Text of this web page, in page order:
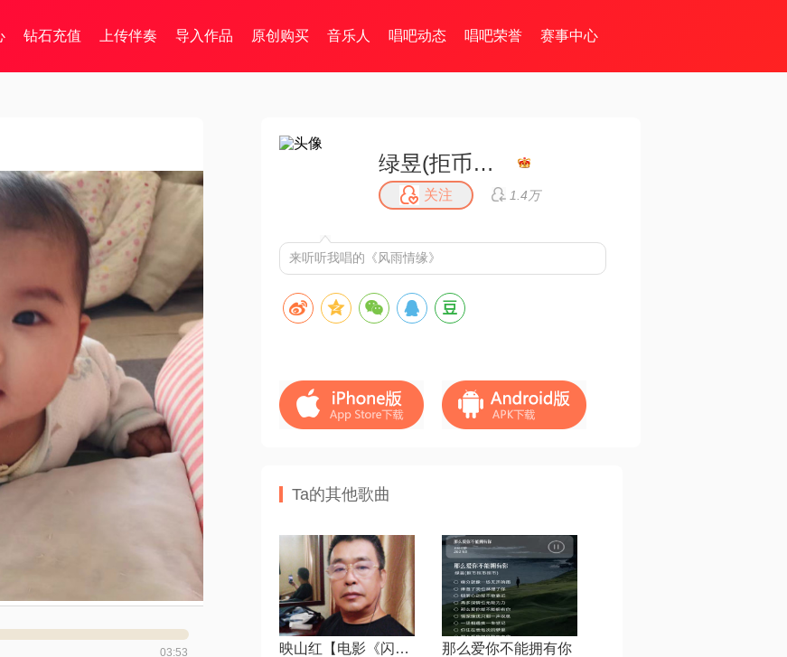
钻石充值 上传伴奏 导入作品 原创购买 音乐人 唱吧动态 唱吧荣誉 赛事中心
03:53
绿昱(拒币拒币拒币)
关注 1.4万
来听听我唱的《风雨情缘》
Ta的其他歌曲
映山红【电影《闪闪的红星》插曲】 那么爱你不能拥有你